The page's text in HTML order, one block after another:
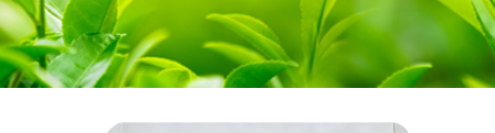
น้ำหนัก
งาม
ภูมิคุ้มกัน
สมรรถภาพ
ชาย
เครื่อง ดื่ม ถุง ชา เยล ลี่